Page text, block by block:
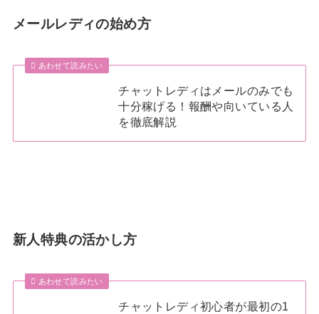
メールレディの始め方
あわせて読みたい
チャットレディはメールのみでも
十分稼げる！報酬や向いている人
を徹底解説
新人特典の活かし方
あわせて読みたい
チャットレディ初心者が最初の1